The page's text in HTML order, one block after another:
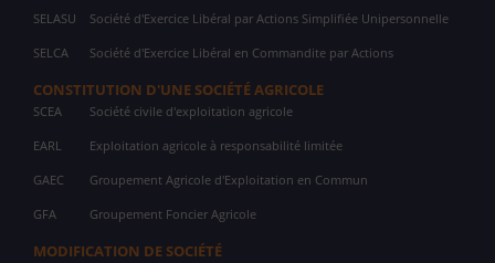
SELASU Société d'Exercice Libéral par Actions Simplifiée Unipersonnelle
SELCA Société d'Exercice Libéral en Commandite par Actions
CONSTITUTION D'UNE SOCIÉTÉ AGRICOLE
SCEA Société civile d'exploitation agricole
EARL Exploitation agricole à responsabilité limitée
GAEC Groupement Agricole d'Exploitation en Commun
GFA Groupement Foncier Agricole
MODIFICATION DE SOCIÉTÉ